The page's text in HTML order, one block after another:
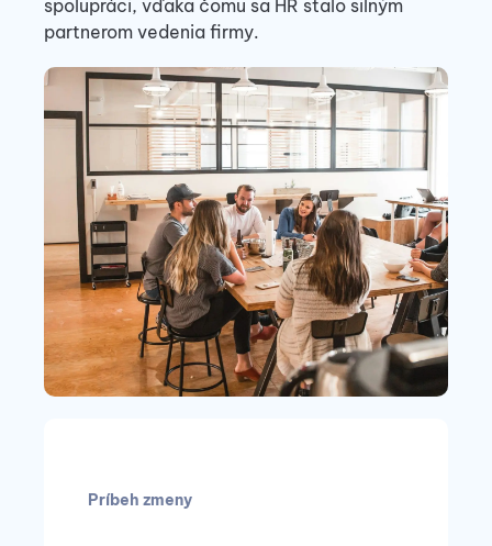
spolupráci, vďaka čomu sa HR stalo silným
partnerom vedenia firmy.
Príbeh zmeny